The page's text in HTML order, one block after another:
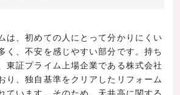
は、初めての人にとって分かりにくい
く、不安を感じやすい部分です。持ち
東証プライム上場企業である株式会社
り、独自基準をクリアしたリフォーム